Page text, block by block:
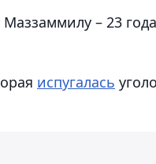
Маззаммилу – 23
испугалась